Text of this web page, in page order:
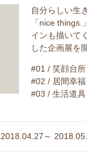
自分らしい生
「nice
インも描いて
した企画展を
#01 / 笑顔台所
#02 / 居間幸福
#03 / 生活道
2018.04.27～